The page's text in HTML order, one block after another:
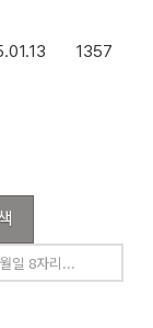
1357